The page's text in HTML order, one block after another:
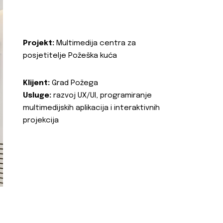
Projekt: Multimedija centra za
posjetitelje Požeška kuća
Klijent: Grad Požega
Usluge: razvoj UX/UI, programiranje
multimedijskih aplikacija i interaktivnih
projekcija